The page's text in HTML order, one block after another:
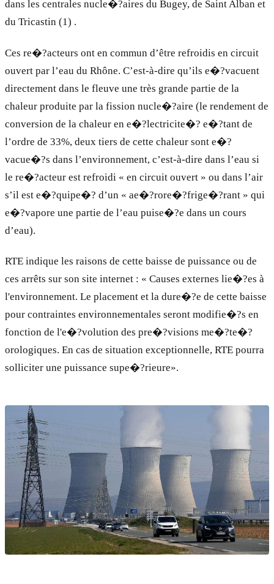
dans les centrales nucle�?aires du Bugey, de Saint Alban et
du Tricastin (1) .
Ces re�?acteurs ont en commun d’être refroidis en circuit
ouvert par l’eau du Rhône. C’est-à-dire qu’ils e�?vacuent
directement dans le fleuve une très grande partie de la
chaleur produite par la fission nucle�?aire (le rendement de
conversion de la chaleur en e�?lectricite�? e�?tant de
l’ordre de 33%, deux tiers de cette chaleur sont e�?
vacue�?s dans l’environnement, c’est-à-dire dans l’eau si
le re�?acteur est refroidi « en circuit ouvert » ou dans l’air
s’il est e�?quipe�? d’un « ae�?rore�?frige�?rant » qui
e�?vapore une partie de l’eau puise�?e dans un cours
d’eau).
RTE indique les raisons de cette baisse de puissance ou de
ces arrêts sur son site internet : « Causes externes lie�?es à
l'environnement. Le placement et la dure�?e de cette baisse
pour contraintes environnementales seront modifie�?s en
fonction de l'e�?volution des pre�?visions me�?te�?
orologiques. En cas de situation exceptionnelle, RTE pourra
solliciter une puissance supe�?rieure».